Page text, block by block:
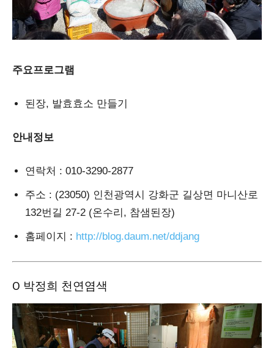
주요프로그램
된장, 발효효소 만들기
안내정보
연락처 : 010-3290-2877
주소 : (23050) 인천광역시 강화군 길상면 마니산로
132번길 27-2 (온수리, 참샘된장)
홈페이지 : http://blog.daum.net/ddjang
Ο 박정희 천연염색